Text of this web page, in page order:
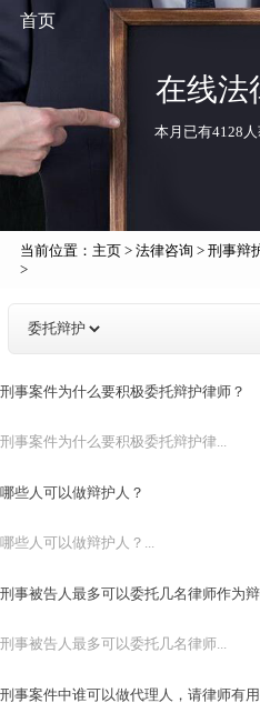
首页
在线法
本月已有4128
当前位置： 主页> 法律咨询 > 刑事辩
>
刑事案件为什么要积极委托辩护律师？
刑事案件为什么要积极委托辩护律...
哪些人可以做辩护人？
哪些人可以做辩护人？...
刑事被告人最多可以委托几名律师作为
刑事被告人最多可以委托几名律师...
刑事案件中谁可以做代理人，请律师有用